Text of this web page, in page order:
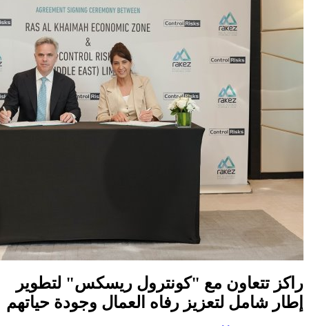
راكز تتعاون مع "كونترول ريسكس" لتطوير
إطار شامل لتعزيز رفاه العمال وجودة حياتهم